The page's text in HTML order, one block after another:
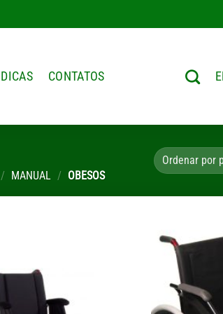
DICAS CONTATOS
/ MANUAL / OBESOS